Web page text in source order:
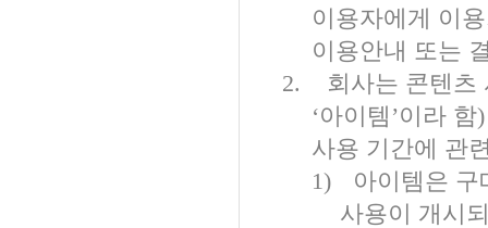
이용자에게 이
이용안내 또는
2.
회사는 콘텐츠
‘아이템 ’이라 함
사용 기간에 관
1)
아이템은 구
사용이 개시